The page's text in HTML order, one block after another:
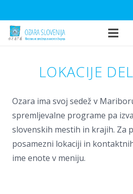
LOKACIJE
Ozara ima svoj sedež v
spremljevalne programe pa
slovenskih mestih in krajih. Za
posamezni lokaciji in
ime enote v meniju.